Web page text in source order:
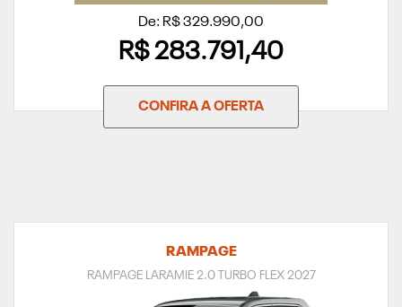
De: R$ 329.990,00
R$ 283.791,40
CONFIRA A OFERTA
RAMPAGE
RAMPAGE LARAMIE 2.0 TURBO FLEX 2027